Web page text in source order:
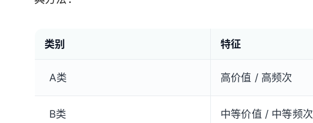
类别 特征
A类 高价值 / 高频次
B类 中等价值 / 中等频次